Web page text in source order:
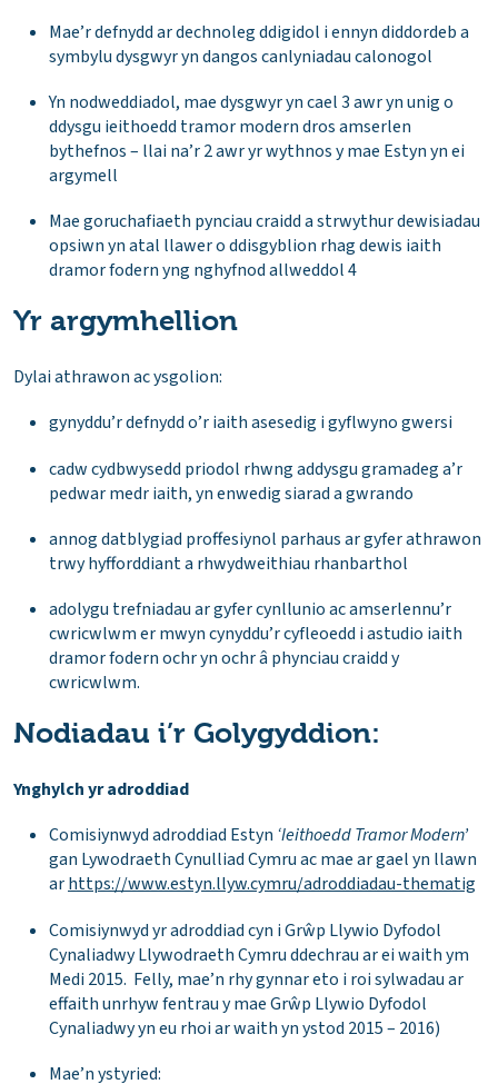
Mae’r defnydd ar dechnoleg ddigidol i ennyn diddordeb a
symbylu dysgwyr yn dangos canlyniadau calonogol
Yn nodweddiadol, mae dysgwyr yn cael 3 awr yn unig o
ddysgu ieithoedd tramor modern dros amserlen
bythefnos – llai na’r 2 awr yr wythnos y mae Estyn yn ei
argymell
Mae goruchafiaeth pynciau craidd a strwythur dewisiadau
opsiwn yn atal llawer o ddisgyblion rhag dewis iaith
dramor fodern yng nghyfnod allweddol 4
Yr argymhellion
Dylai athrawon ac ysgolion:
gynyddu’r defnydd o’r iaith asesedig i gyflwyno gwersi
cadw cydbwysedd priodol rhwng addysgu gramadeg a’r
pedwar medr iaith, yn enwedig siarad a gwrando
annog datblygiad proffesiynol parhaus ar gyfer athrawon
trwy hyfforddiant a rhwydweithiau rhanbarthol
adolygu trefniadau ar gyfer cynllunio ac amserlennu’r
cwricwlwm er mwyn cynyddu’r cyfleoedd i astudio iaith
dramor fodern ochr yn ochr â phynciau craidd y
cwricwlwm.
Nodiadau i’r Golygyddion:
Ynghylch yr adroddiad
Comisiynwyd adroddiad Estyn ‘Ieithoedd Tramor Modern’
gan Lywodraeth Cynulliad Cymru ac mae ar gael yn llawn
arhttps://www.estyn.llyw.cymru/adroddiadau-thematig
Comisiynwyd yr adroddiad cyn i Grŵp Llywio Dyfodol
Cynaliadwy Llywodraeth Cymru ddechrau ar ei waith ym
Medi 2015. Felly, mae’n rhy gynnar eto i roi sylwadau ar
effaith unrhyw fentrau y mae Grŵp Llywio Dyfodol
Cynaliadwy yn eu rhoi ar waith yn ystod 2015 – 2016)
Mae’n ystyried: